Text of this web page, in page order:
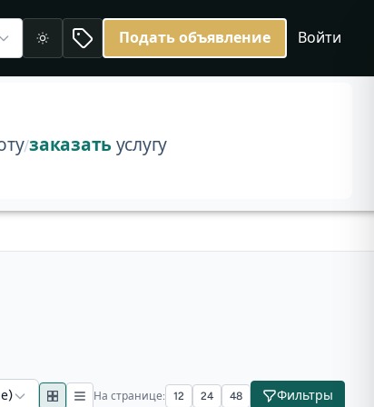
Светлая Подать объявление Войти
/заказать услугу
На странице: 12 24 48 Фильтры